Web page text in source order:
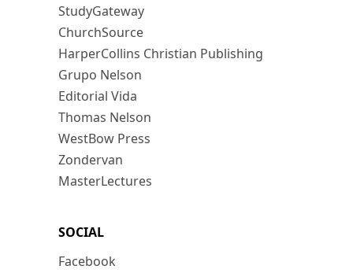
StudyGateway
ChurchSource
HarperCollins Christian Publishing
Grupo Nelson
Editorial Vida
Thomas Nelson
WestBow Press
Zondervan
MasterLectures
SOCIAL
Facebook